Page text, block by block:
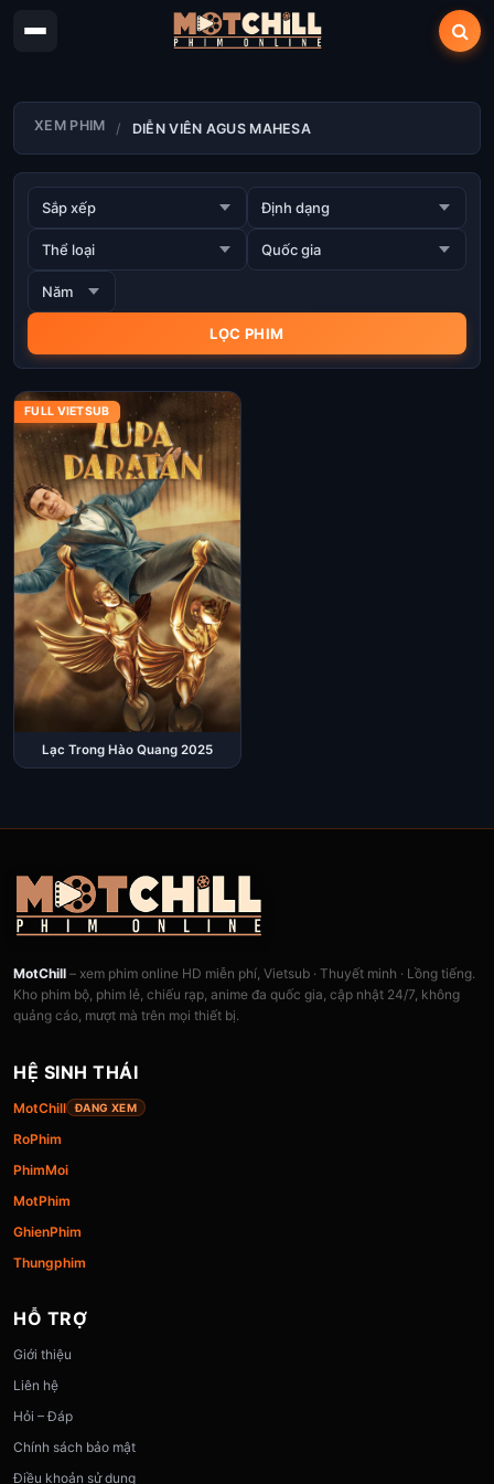
XEM PHIM DIỄN VIÊN AGUS MAHESA
FULL VIETSUB
Lạc Trong Hào Quang 2025
MotChill – xem phim online HD miễn phí, Vietsub · Thuyết minh · Lồng tiếng.
Kho phim bộ, phim lẻ, chiếu rạp, anime đa quốc gia, cập nhật 24/7, không
quảng cáo, mượt mà trên mọi thiết bị.
HỆ SINH THÁI
MotChill ĐANG XEM
RoPhim
PhimMoi
MotPhim
GhienPhim
Thungphim
HỖ TRỢ
Giới thiệu
Liên hệ
Hỏi – Đáp
Chính sách bảo mật
Điều khoản sử dụng